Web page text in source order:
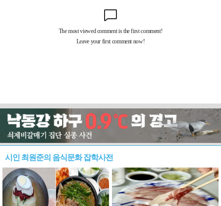
시인 최원준의 음식문화 잡학사전